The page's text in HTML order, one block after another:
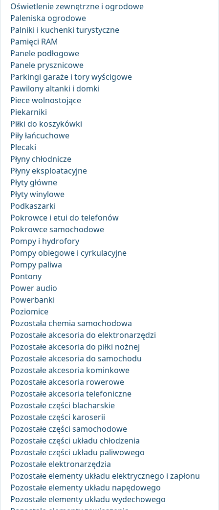
Oświetlenie zewnętrzne i ogrodowe
Paleniska ogrodowe
Palniki i kuchenki turystyczne
Pamięci RAM
Panele podłogowe
Panele prysznicowe
Parkingi garaże i tory wyścigowe
Pawilony altanki i domki
Piece wolnostojące
Piekarniki
Piłki do koszykówki
Piły łańcuchowe
Plecaki
Płyny chłodnicze
Płyny eksploatacyjne
Płyty główne
Płyty winylowe
Podkaszarki
Pokrowce i etui do telefonów
Pokrowce samochodowe
Pompy i hydrofory
Pompy obiegowe i cyrkulacyjne
Pompy paliwa
Pontony
Power audio
Powerbanki
Poziomice
Pozostała chemia samochodowa
Pozostałe akcesoria do elektronarzędzi
Pozostałe akcesoria do piłki nożnej
Pozostałe akcesoria do samochodu
Pozostałe akcesoria kominkowe
Pozostałe akcesoria rowerowe
Pozostałe akcesoria telefoniczne
Pozostałe części blacharskie
Pozostałe części karoserii
Pozostałe części samochodowe
Pozostałe części układu chłodzenia
Pozostałe części układu paliwowego
Pozostałe elektronarzędzia
Pozostałe elementy układu elektrycznego i zapłonu
Pozostałe elementy układu napędowego
Pozostałe elementy układu wydechowego